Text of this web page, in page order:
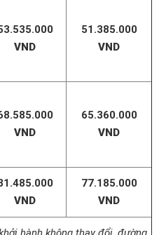
VND
51.385.000
VND
VND
65.360.000
VND
VND
77.185.000
VND